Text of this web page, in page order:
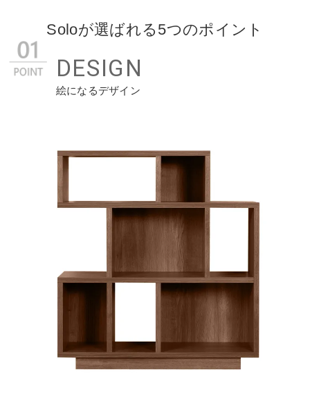
Soloが選ばれる5つのポイント
DESIGN
絵になるデザイン